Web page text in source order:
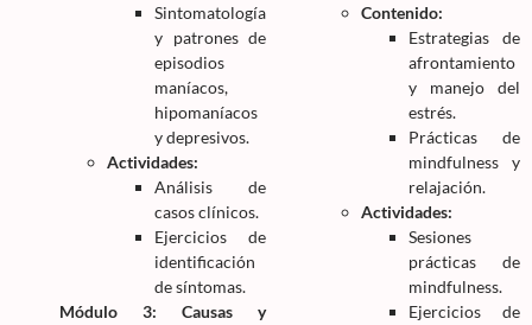
Sintomatología
y patrones de
episodios
maníacos,
hipomaníacos
y depresivos.
Actividades:
Análisis de
casos clínicos.
Ejercicios de
identificación
de síntomas.
Módulo 3: Causas y
Contenido:
Estrategias de
afrontamiento
y manejo del
estrés.
Prácticas de
mindfulness y
relajación.
Actividades:
Sesiones
prácticas de
mindfulness.
Ejercicios de